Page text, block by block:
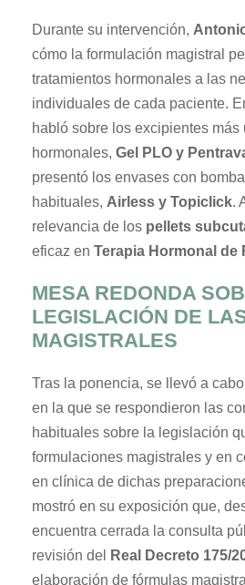
Durante su intervención, Anto
cómo la formulación magistral
tratamientos hormonales a las
individuales de cada paciente.
habló sobre los excipientes
hormonales, Gel PLO y
presentó los envases con
habituales, Airless y Topiclick.
relevancia de los pellets
eficaz en Terapia Hormonal de
MESA REDONDA
LEGISLACIÓN DE
MAGISTRALES
Tras la ponencia, se llevó a
en la que se respondieron las
habituales sobre la legislación
formulaciones magistrales y en
en clínica de dichas
mostró en su exposición que,
encuentra cerrada la consulta
revisión del
Real Decreto 175/
elaboración de fórmulas